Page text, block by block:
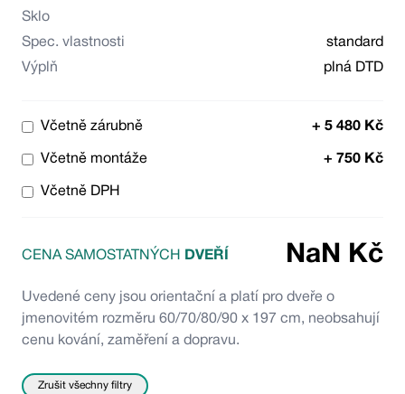
Sklo
Spec. vlastnosti
standard
Výplň
plná DTD
Včetně zárubně + 5 480 Kč
Včetně montáže + 750 Kč
Včetně DPH
CENA SAMOSTATNÝCH DVEŘÍ NaN Kč
Uvedené ceny jsou orientační a platí pro dveře o
jmenovitém rozměru 60/70/80/90 x 197 cm, neobsahují
cenu kování, zaměření a dopravu.
Zrušit všechny filtry